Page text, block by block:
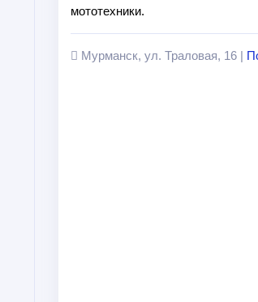
мототехники.
Мурманск, ул. Траловая, 16 |